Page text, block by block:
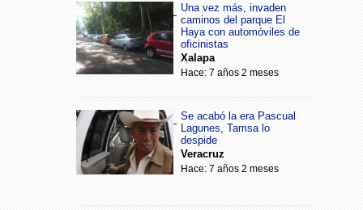
Una vez más, invaden
caminos del parque El
Haya con automóviles de
oficinistas
Xalapa
Hace: 7 años 2 meses
Se acabó la era Pascual
Lagunes, Tamsa lo
despide
Veracruz
Hace: 7 años 2 meses